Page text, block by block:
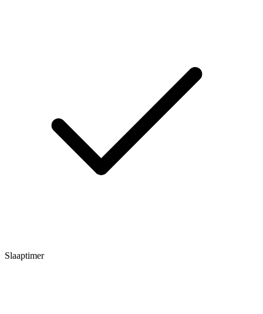
Slaaptimer